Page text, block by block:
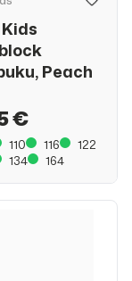
Peach
€
110 116
122
134
164